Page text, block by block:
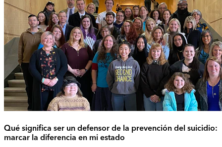
Qué significa ser un defensor de la prevención del suicidio:
marcar la diferencia en mi estado